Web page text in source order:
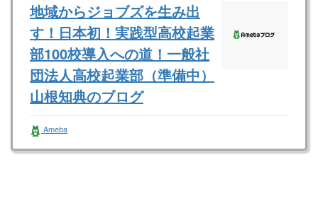
地域からジョブズを生み出
す！日本初！実践型高校起業
部100校導入への道！一般社
団法人高校起業部（準備中）
山根知典のブログ
一般社団法人全国高校起業部（準備中） 山根
知典さんのブログです。最近の記事は「ゴール
は常に確認せよ！（画像あり）」です。
Ameba